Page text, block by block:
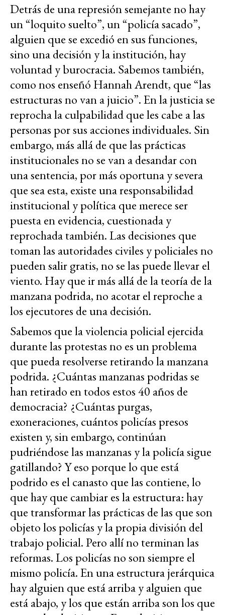
Detrás de una represión semejante no hay
un “loquito suelto”, un “policía sacado”,
alguien que se excedió en sus funciones,
sino una decisión y la institución, hay
voluntad y burocracia. Sabemos también,
como nos enseñó Hannah Arendt, que “las
estructuras no van a juicio”. En la justicia se
reprocha la culpabilidad que les cabe a las
personas por sus acciones individuales. Sin
embargo, más allá de que las prácticas
institucionales no se van a desandar con
una sentencia, por más oportuna y severa
que sea esta, existe una responsabilidad
institucional y política que merece ser
puesta en evidencia, cuestionada y
reprochada también. Las decisiones que
toman las autoridades civiles y policiales no
pueden salir gratis, no se las puede llevar el
viento. Hay que ir más allá de la teoría de la
manzana podrida, no acotar el reproche a
los ejecutores de una decisión.
Sabemos que la violencia policial ejercida
durante las protestas no es un problema
que pueda resolverse retirando la manzana
podrida. ¿Cuántas manzanas podridas se
han retirado en todos estos 40 años de
democracia? ¿Cuántas purgas,
exoneraciones, cuántos policías presos
existen y, sin embargo, continúan
pudriéndose las manzanas y la policía sigue
gatillando? Y eso porque lo que está
podrido es el canasto que las contiene, lo
que hay que cambiar es la estructura: hay
que transformar las prácticas de las que son
objeto los policías y la propia división del
trabajo policial. Pero allí no terminan las
reformas. Los policías no son siempre el
mismo policía. En una estructura jerárquica
hay alguien que está arriba y alguien que
está abajo, y los que están arriba son los que